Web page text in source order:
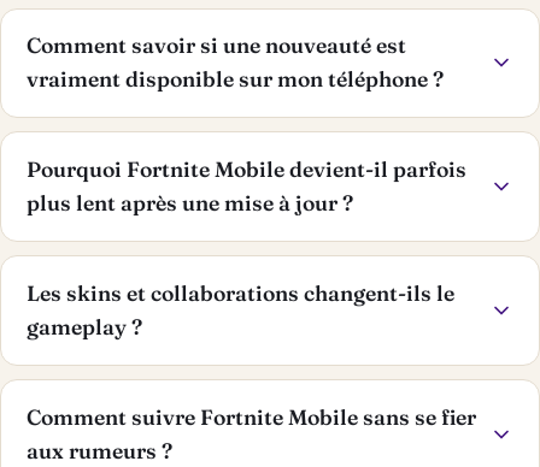
Comment savoir si une nouveauté est
vraiment disponible sur mon téléphone ?
Pourquoi Fortnite Mobile devient-il parfois
plus lent après une mise à jour ?
Les skins et collaborations changent-ils le
gameplay ?
Comment suivre Fortnite Mobile sans se fier
aux rumeurs ?